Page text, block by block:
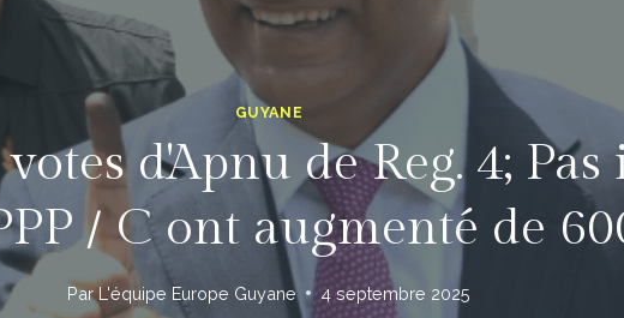
GUYANE
d'Apnu de Reg. 4;
/ C ont augmenté de
Par L'équipe Europe Guyane 4 septembre 2025